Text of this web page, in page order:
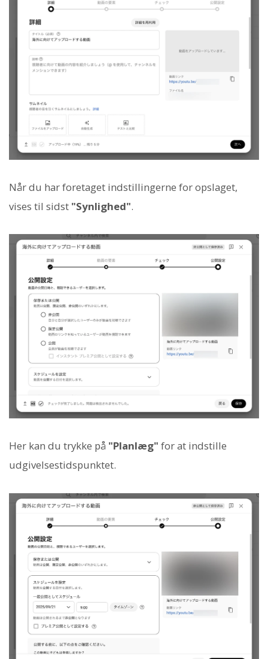
Når du har foretaget indstillingerne for opslaget,
vises til sidst "Synlighed".
Her kan du trykke på "Planlæg" for at indstille
udgivelsestidspunktet.